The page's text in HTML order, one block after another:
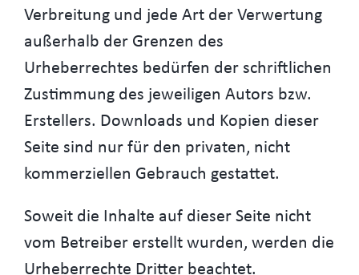
Verbreitung und jede Art der Verwertung
außerhalb der Grenzen des
Urheberrechtes bedürfen der schriftlichen
Zustimmung des jeweiligen Autors bzw.
Erstellers. Downloads und Kopien dieser
Seite sind nur für den privaten, nicht
kommerziellen Gebrauch gestattet.
Soweit die Inhalte auf dieser Seite nicht
vom Betreiber erstellt wurden, werden die
Urheberrechte Dritter beachtet.